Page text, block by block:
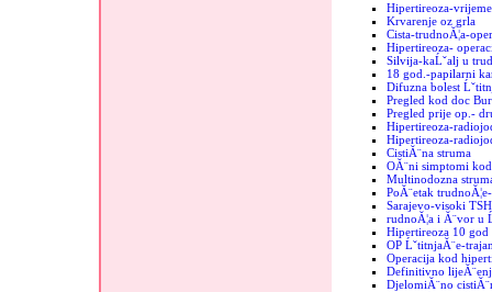
Hipertireoza-
Krvarenje oz grla
Cista-trudnoĂ¦a-
Hipertireoza-
Silvija-kaĹˇalj u
18 god.-papilarni
Difuzna bolest
Pregled kod doc
Pregled prije op.-
Hipertireoza-
Hipertireoza-
CistiĂ¨na struma
OĂ¨ni simptomi
Multinodozna
PoĂ¨etak
Sarajevo-visoki TSH
rudnoĂ¦a i Ă¨vor u
Hipertireoza 10 god
OP ĹˇtitnjaĂ¨e-
Operacija kod
Definitivno
DjelomiĂ¨no